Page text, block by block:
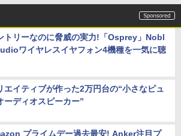
トリーなのに脅威の実力!「Osprey」Nobl
ワイヤレスイヤフォン4機種を一気に聴
エイティブが作った2万円台の“小さなピュ
ーディオスピーカー”
プライムデー過去最安! Anker注目プ